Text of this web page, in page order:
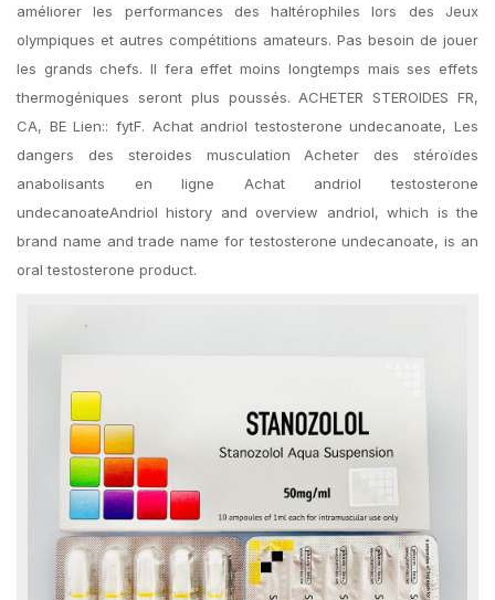
améliorer les performances des haltérophiles lors des Jeux
olympiques et autres compétitions amateurs. Pas besoin de jouer
les grands chefs. Il fera effet moins longtemps mais ses effets
thermogéniques seront plus poussés. ACHETER STEROIDES FR,
CA, BE Lien:: fytF. Achat andriol testosterone undecanoate, Les
dangers des steroides musculation Acheter des stéroïdes
anabolisants en ligne Achat andriol testosterone
undecanoateAndriol history and overview andriol, which is the
brand name and trade name for testosterone undecanoate, is an
oral testosterone product.